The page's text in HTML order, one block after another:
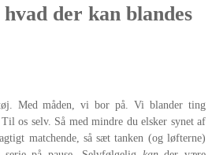
hvad der kan blandes
Med måden, vi bor på. Vi blander ting
Til os selv. Så med mindre du elsker synet af
matchende, så sæt tanken (og løfterne)